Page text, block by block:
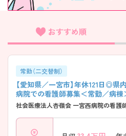
フリーワード検索
おすすめ順
常勤（二交替制）
【愛知県／一宮市】年休121日◎県
病院での看護師募集＜常勤／病棟
社会医療法人杏嶺会 一宮西病院の看護